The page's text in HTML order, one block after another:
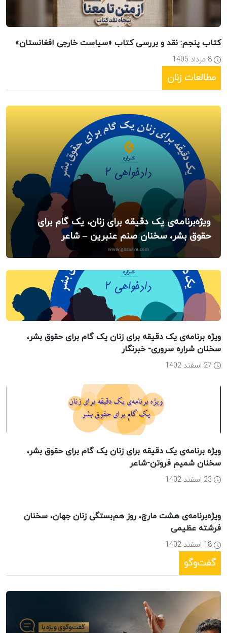
کتاب پنجم: نقد و بررسی کتاب «سیاست خارجی افغانستان»
مطالعات زنان
ویژه‌برنامه‌ی یک دقیقه برای زنان، یک گام برای
حقوق بشر، سخنان صنم عنبرین – شاعر
ویژه برنامه‌ی یک دقیقه برای زنان یک گام برای حقوق بشر،
سخنان شراره سروری- خبرنگار
ویژه برنامه‌ی یک دقیقه برای زنان یک گام برای حقوق بشر،
سخنان شمیم فروتن-شاعر
ویژه‌برنامه‌ی هشت مارچ، روز هم‌بستگی زنان جهان، سخنان
فرشته عظیمی
گفت‌وگو